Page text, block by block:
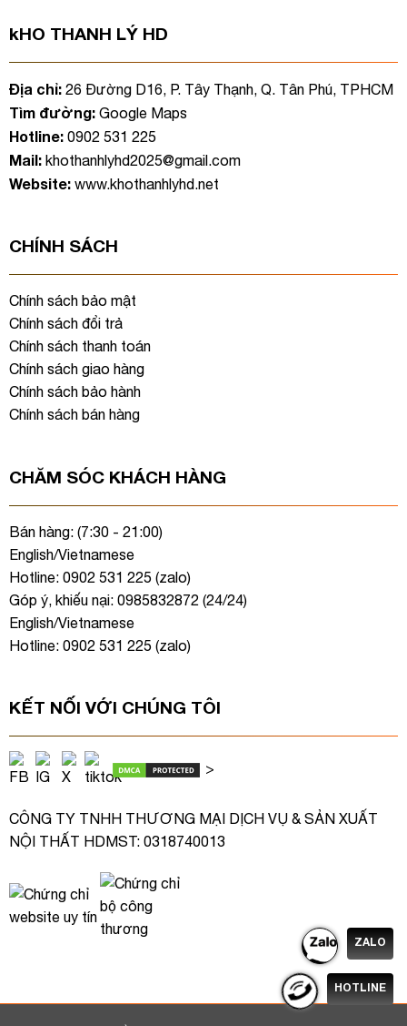
kHO THANH LÝ HD
Địa chỉ:26 Đường D16, P. Tây Thạnh, Q. Tân Phú, TPHCM
Tìm đường: Google Maps
Hotline: 0902 531 225
Mail:khothanhlyhd2025@gmail.com
Website: www.khothanhlyhd.net
CHÍNH SÁCH
Chính sách bảo mật
Chính sách đổi trả
Chính sách thanh toán
Chính sách giao hàng
Chính sách bảo hành
Chính sách bán hàng
CHĂM SÓC KHÁCH HÀNG
Bán hàng: (7:30 - 21:00)
English/Vietnamese
Hotline: 0902 531 225 (zalo)
Góp ý, khiếu nại: 0985832872 (24/24)
English/Vietnamese
Hotline: 0902 531 225 (zalo)
KẾT NỐI VỚI CHÚNG TÔI
>
CÔNG TY TNHH THƯƠNG MẠI DỊCH VỤ & SẢN XUẤT
NỘI THẤT HDMST: 0318740013
HOTLINE
ZALO